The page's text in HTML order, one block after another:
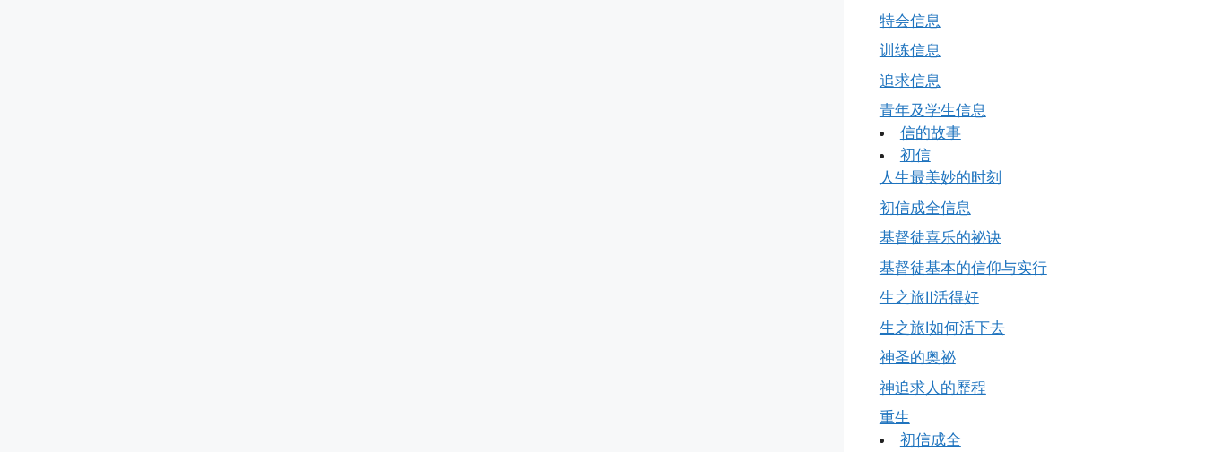
特会信息
训练信息
追求信息
青年及学生信息
信的故事
初信
人生最美妙的时刻
初信成全信息
基督徒喜乐的祕诀
基督徒基本的信仰与实行
生之旅Ⅱ活得好
生之旅Ⅰ如何活下去
神圣的奥祕
神追求人的歷程
重生
初信成全